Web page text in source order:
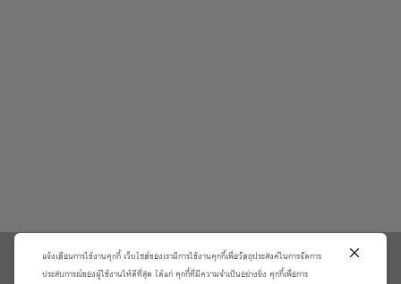
\
แจ้งเตือนการใช้งานคุกกี้ เว็บไซต์ของเรามีการใช้งานคุกกี้เพื่อวัตถุประสงค์ในการจัดการ
ประสบการณ์ของผู้ใช้งานให้ดีที่สุด ได้แก่ คุกกี้ที่มีความจำเป็นอย่างยิ่ง คุกกี้เพื่อการ